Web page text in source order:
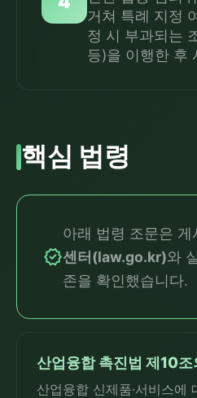
거쳐 특례 지정
정 시 부과되는
등)을 이행한 후
핵심 법령
verified
아래 법령 조문은 게
센터(law.go.kr)와
존을 확인했습니다.
산업융합 촉진법 제10
산업융합 신제품·서비스에